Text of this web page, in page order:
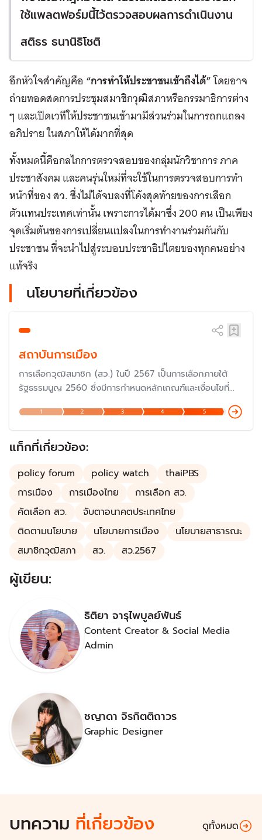
ใช้แพลตฟอร์มนี้ไว้ตรวจสอบผลการดำเนินงาน
สติธร ธนานิธิโชติ
อีกหัวใจสำคัญคือ “การทำให้ประชาชนเข้าถึงได้”โดยอาจ
ถ่ายทอดสดการประชุมสมาชิกวุฒิสภาหรือกรรมาธิการต่าง
ๆ และเปิดเวทีให้ประชาชนเข้ามามีส่วนร่วมในการถกแถลง
อภิปราย ในสภาให้ได้มากที่สุด
ทั้งหมดนี้คือกลไกการตรวจสอบของกลุ่มนักวิชาการ ภาค
ประชาสังคม และคนรุ่นใหม่ที่จะใช้ในการตรวจสอบการทำ
หน้าที่ของ สว. ซึ่งไม่ได้จบลงที่โค้งสุดท้ายของการเลือก
ตัวแทนประเทศเท่านั้น เพราะการได้มาซึ่ง 200 คน เป็นเพียง
จุดเริ่มต้นของการเปลี่ยนแปลงในการทำงานร่วมกันกับ
ประชาชน ที่จะนำไปสู่ระบอบประชาธิปไตยของทุกคนอย่าง
แท้จริง
นโยบายที่เกี่ยวข้อง
สถาบันการเมือง
การเลือกวุฒิสมาชิก (สว.) ในปี 2567 เป็นการเลือกภายใต้
รัฐธรรมนูญ 2560 ซึ่งมีการกำหนดหลักเกณฑ์และเงื่อนไขที่
แตกต่างไปจากรัฐธรรมนูญก่อนหน้านั้น แม้ว่าจะมีเจตนารมณ์
เพื่อให้มีวุฒิสมาชิกที่มีความรู้ความสามารถอย่างแท้จริง แต่ก็
ถูกวิพากษ์วิจารณ์ค่อนข้างมากในเรื่องของกฏกติกาในการ
เลือกตั้ง เพราะเป็นการเลือกโดยผู้สมัคร
1 2 3 4 5
แท็กที่เกี่ยวข้อง:
policy forum policy watch
thaiPBS
การเมือง
การเมืองไทย
การเลือก สว.
คัดเลือก สว.
จับตาอนาคตประเทศไทย
ติดตามนโยบาย
นโยบายการเมือง
นโยบายสาธารณะ
สมาชิกวุฒิสภา
สว. สว.2567
ผู้เขียน:
ธิติยา จารุไพบูลย์พันธ์
Content Creator & Social Media
Admin
ชญาดา จิรกิตติถาวร
Graphic Designer
บทความ ที่เกี่ยวข้อง ดูทั้งหมด